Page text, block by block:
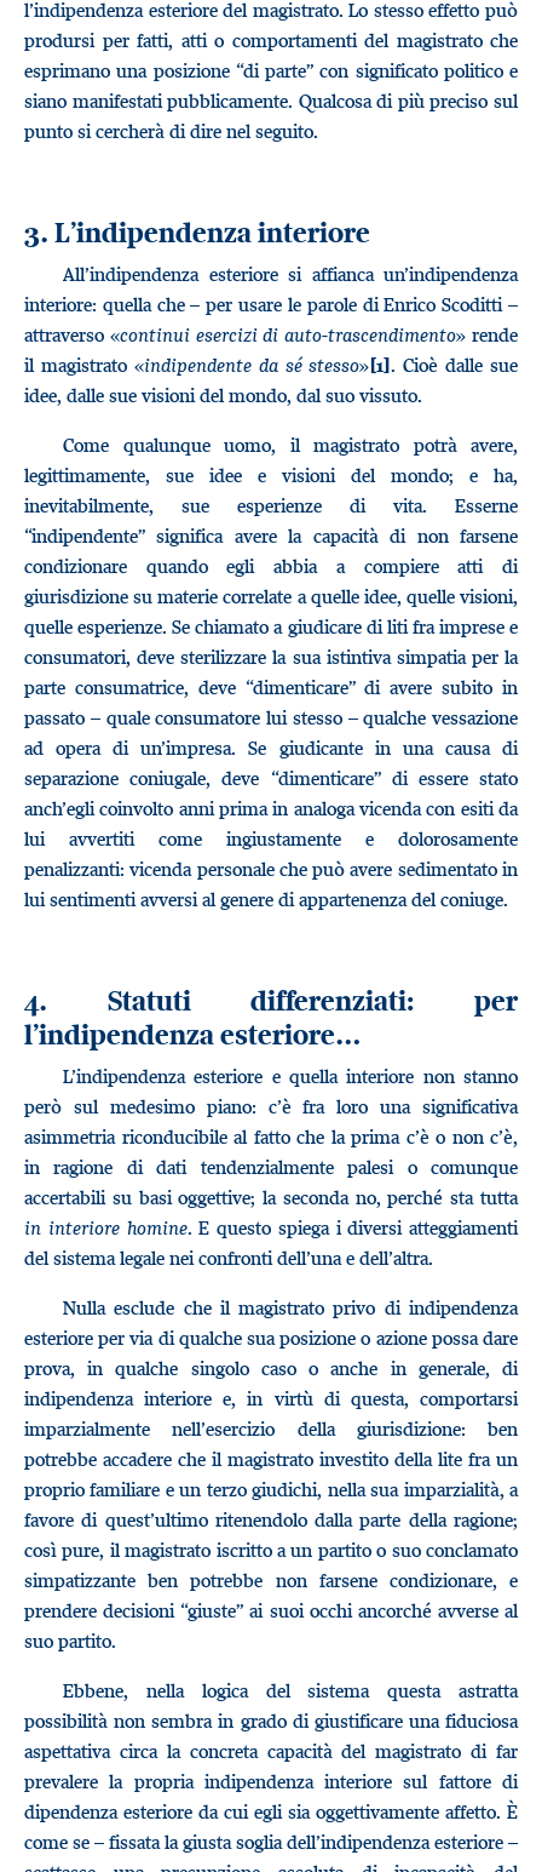
l’indipendenza esteriore del magistrato. Lo stesso effetto può
prodursi per fatti, atti o comportamenti del magistrato che
esprimano una posizione “di parte” con significato politico e
siano manifestati pubblicamente. Qualcosa di più preciso sul
punto si cercherà di dire nel seguito.
3. L’indipendenza interiore
All’indipendenza esteriore si affianca un’indipendenza
interiore: quella che – per usare le parole di Enrico Scoditti –
attraverso «continui esercizi di auto-trascendimento» rende
il magistrato «indipendente da sé stesso»[1]. Cioè dalle sue
idee, dalle sue visioni del mondo, dal suo vissuto.
Come qualunque uomo, il magistrato potrà avere,
legittimamente, sue idee e visioni del mondo; e ha,
inevitabilmente, sue esperienze di vita. Esserne
“indipendente” significa avere la capacità di non farsene
condizionare quando egli abbia a compiere atti di
giurisdizione su materie correlate a quelle idee, quelle visioni,
quelle esperienze. Se chiamato a giudicare di liti fra imprese e
consumatori, deve sterilizzare la sua istintiva simpatia per la
parte consumatrice, deve “dimenticare” di avere subito in
passato – quale consumatore lui stesso – qualche vessazione
ad opera di un’impresa. Se giudicante in una causa di
separazione coniugale, deve “dimenticare” di essere stato
anch’egli coinvolto anni prima in analoga vicenda con esiti da
lui avvertiti come ingiustamente e dolorosamente
penalizzanti: vicenda personale che può avere sedimentato in
lui sentimenti avversi al genere di appartenenza del coniuge.
4. Statuti differenziati: per
l’indipendenza esteriore…
L’indipendenza esteriore e quella interiore non stanno
però sul medesimo piano: c’è fra loro una significativa
asimmetria riconducibile al fatto che la prima c’è o non c’è,
in ragione di dati tendenzialmente palesi o comunque
accertabili su basi oggettive; la seconda no, perché sta tutta
in interiore homine. E questo spiega i diversi atteggiamenti
del sistema legale nei confronti dell’una e dell’altra.
Nulla esclude che il magistrato privo di indipendenza
esteriore per via di qualche sua posizione o azione possa dare
prova, in qualche singolo caso o anche in generale, di
indipendenza interiore e, in virtù di questa, comportarsi
imparzialmente nell’esercizio della giurisdizione: ben
potrebbe accadere che il magistrato investito della lite fra un
proprio familiare e un terzo giudichi, nella sua imparzialità, a
favore di quest’ultimo ritenendolo dalla parte della ragione;
così pure, il magistrato iscritto a un partito o suo conclamato
simpatizzante ben potrebbe non farsene condizionare, e
prendere decisioni “giuste” ai suoi occhi ancorché avverse al
suo partito.
Ebbene, nella logica del sistema questa astratta
possibilità non sembra in grado di giustificare una fiduciosa
aspettativa circa la concreta capacità del magistrato di far
prevalere la propria indipendenza interiore sul fattore di
dipendenza esteriore da cui egli sia oggettivamente affetto. È
come se – fissata la giusta soglia dell’indipendenza esteriore –